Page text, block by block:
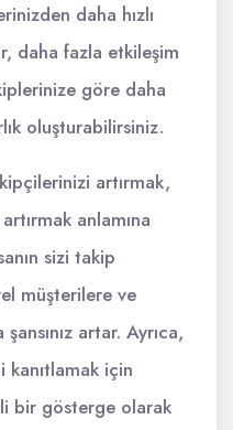
daha hızlı
daha fazla etkileşim
göre daha
oluşturabilirsiniz.
artırmak,
anlamına
sizi takip
müşterilere ve
artar. Ayrıca,
kanıtlamak için
bir gösterge olarak